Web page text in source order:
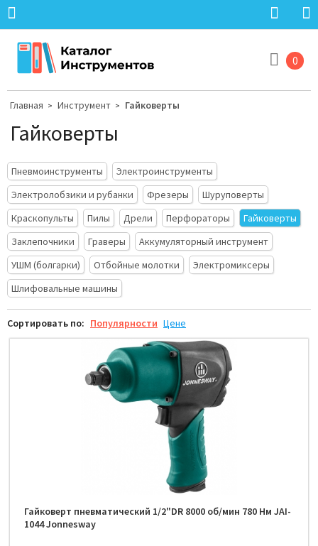
0
Главная > Инструмент > Гайковерты
Гайковерты
Пневмоинструменты
Электроинструменты
Электролобзики и рубанки
Фрезеры
Шуруповерты
Краскопульты
Пилы Дрели Перфораторы
Гайковерты
Заклепочники
Граверы
Аккумуляторный инструмент
УШМ (болгарки)
Отбойные молотки
Электромиксеры
Шлифовальные машины
Сортировать по: Популярности Цене
Гайковерт пневматический 1/2"DR 8000 об/мин 780 Нм JAI-
1044 Jonnesway